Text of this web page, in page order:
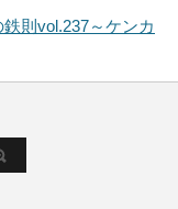
則vol.237～ケンカ